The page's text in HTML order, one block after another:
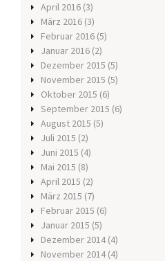
April 2016 (3)
März 2016 (3)
Februar 2016 (5)
Januar 2016 (2)
Dezember 2015 (5)
November 2015 (5)
Oktober 2015 (6)
September 2015 (6)
August 2015 (5)
Juli 2015 (2)
Juni 2015 (4)
Mai 2015 (8)
April 2015 (2)
März 2015 (7)
Februar 2015 (6)
Januar 2015 (5)
Dezember 2014 (4)
November 2014 (4)